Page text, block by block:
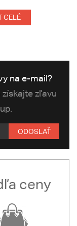
CELÉ
na e-mail?
zľavu
ODOSLAŤ
ceny